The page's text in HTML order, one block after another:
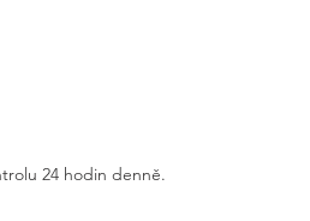
24 hodin denně.